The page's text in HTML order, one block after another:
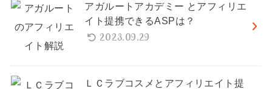
アガルートアカデミー とアフィリエ
イト提携できるASPは？
2023.09.29
ＬＣラブコスメとアフィリエイト提